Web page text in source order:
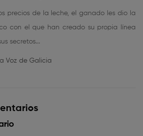
precios de la leche, el ganado les dio la
con el que han creado su propia línea
secretos...
Voz de Galicia